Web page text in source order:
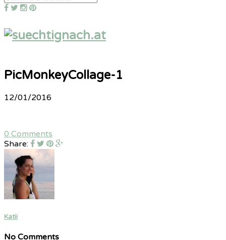
PicMonkeyCollage-1
12/01/2016
0 Comments
Share:
Katii
No Comments